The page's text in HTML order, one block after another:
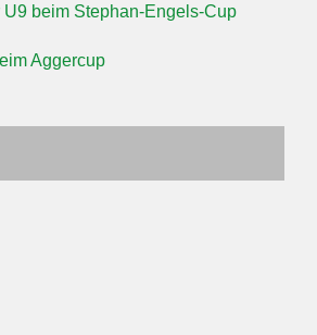
U9 beim Stephan-Engels-Cup
Aggercup